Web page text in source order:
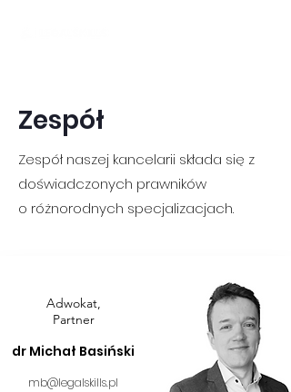
Zespół
Zespół naszej kancelarii składa się z
doświadczonych prawników
o różnorodnych specjalizacjach.
Adwokat,
Partner
dr Michał Basiński
mb@legalskills.pl